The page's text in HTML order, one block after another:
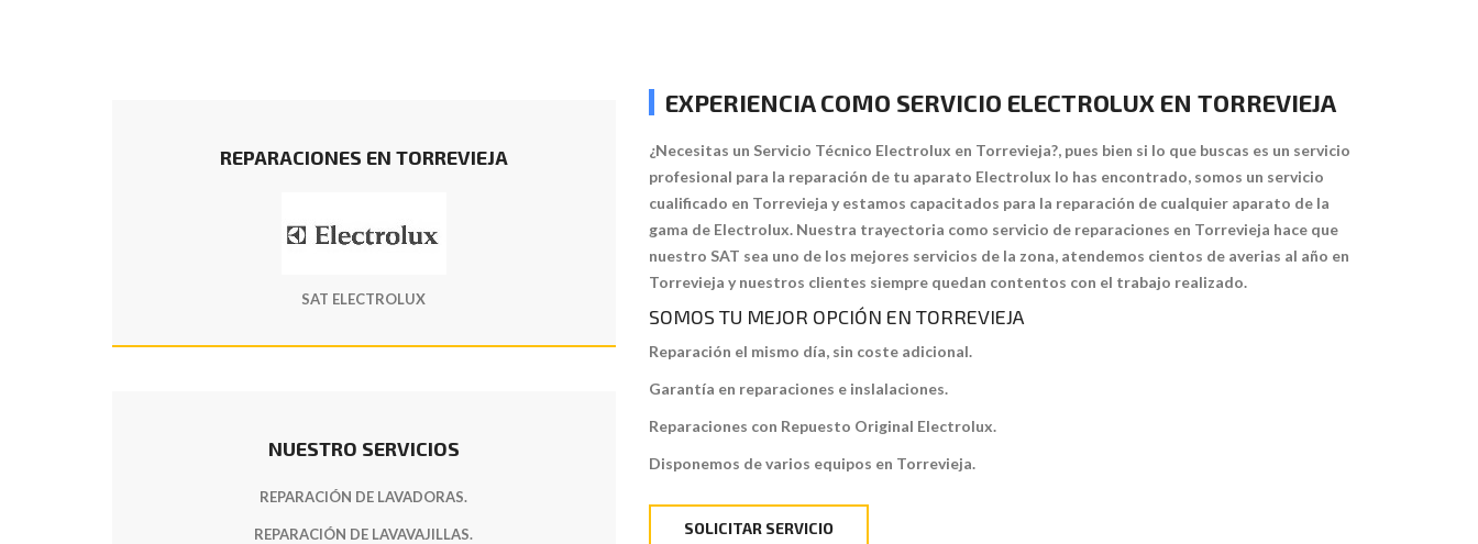
REPARACIONES EN TORREVIEJA
SAT ELECTROLUX
NUESTRO SERVICIOS
REPARACIÓN DE LAVADORAS.
REPARACIÓN DE LAVAVAJILLAS.
EXPERIENCIA COMO SERVICIO ELECTROLUX EN TORREVIEJA
¿Necesitas un Servicio Técnico Electrolux en Torrevieja?, pues bien si lo que buscas es un servicio
profesional para la reparación de tu aparato Electrolux lo has encontrado, somos un servicio
cualificado en Torrevieja y estamos capacitados para la reparación de cualquier aparato de la
gama de Electrolux. Nuestra trayectoria como servicio de reparaciones en Torrevieja hace que
nuestro SAT sea uno de los mejores servicios de la zona, atendemos cientos de averias al año en
Torrevieja y nuestros clientes siempre quedan contentos con el trabajo realizado.
SOMOS TU MEJOR OPCIÓN EN TORREVIEJA
Reparación el mismo día, sin coste adicional.
Garantía en reparaciones e inslalaciones.
Reparaciones con Repuesto Original Electrolux.
Disponemos de varios equipos en Torrevieja.
SOLICITAR SERVICIO